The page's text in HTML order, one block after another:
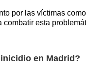
por las víctimas
esta
en Madrid?